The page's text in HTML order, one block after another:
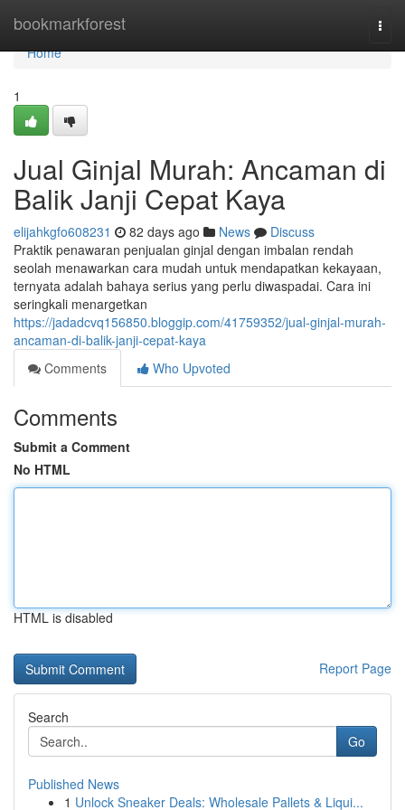
bookmarkforest
Home
Home
1
Jual Ginjal Murah: Ancaman di
Balik Janji Cepat Kaya
elijahkgfo608231 82 days ago News
Discuss
Praktik penawaran penjualan ginjal dengan imbalan rendah
seolah menawarkan cara mudah untuk mendapatkan kekayaan,
ternyata adalah bahaya serius yang perlu diwaspadai. Cara ini
seringkali menargetkan
https://jadadcvq156850.bloggip.com/41759352/jual-ginjal-murah-
ancaman-di-balik-janji-cepat-kaya
Comments
Who Upvoted
Comments
Submit a Comment
No HTML
HTML is disabled
Report Page
Search
Go
Published News
1 Unlock Sneaker Deals: Wholesale Pallets & Liqui...